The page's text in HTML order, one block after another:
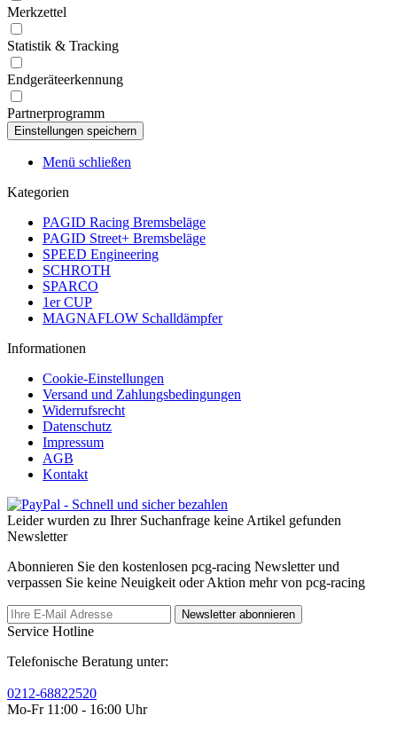
Merkzettel
Statistik & Tracking
Endgeräteerkennung
Partnerprogramm
Menü schließen
Kategorien
PAGID Racing Bremsbeläge
PAGID Street+ Bremsbeläge
SPEED Engineering
SCHROTH
SPARCO
1er CUP
MAGNAFLOW Schalldämpfer
Informationen
Cookie-Einstellungen
Versand und Zahlungsbedingungen
Widerrufsrecht
Datenschutz
Impressum
AGB
Kontakt
Leider wurden zu Ihrer Suchanfrage keine Artikel gefunden
Newsletter
Abonnieren Sie den kostenlosen pcg-racing Newsletter und
verpassen Sie keine Neuigkeit oder Aktion mehr von pcg-racing
Newsletter abonnieren
Service Hotline
Telefonische Beratung unter:
0212-68822520
Mo-Fr 11:00 - 16:00 Uhr